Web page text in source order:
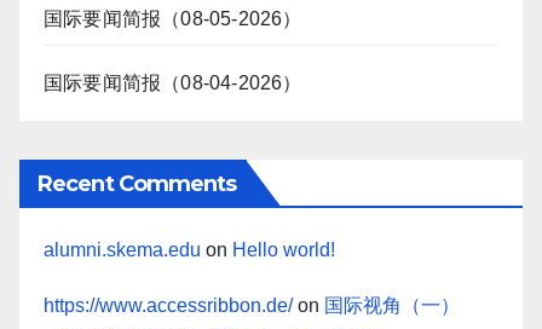
国际要闻简报（08-05-2026）
国际要闻简报（08-04-2026）
Recent Comments
alumni.skema.edu on Hello world!
https://www.accessribbon.de/on 国际视角（一）